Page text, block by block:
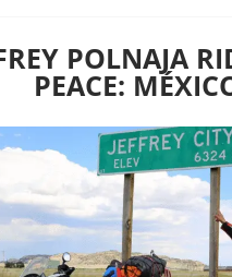
POLNAJA
PEACE: